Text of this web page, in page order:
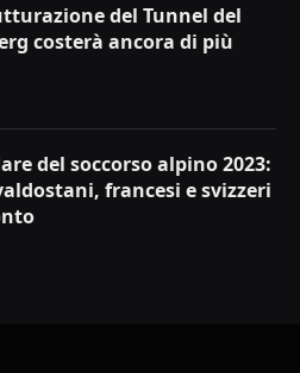
del Tunnel del
costerà ancora di più
del soccorso alpino 2023:
francesi e svizzeri